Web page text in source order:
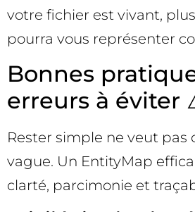
votre fichier est vivant,
pourra vous représenter
Bonnes
erreurs à éviter
Rester simple ne veut pas
vague. Un EntityMap
clarté, parcimonie et